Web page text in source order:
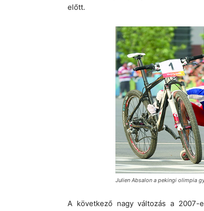
előtt.
Julien Absalon a pekingi olimpia
A következő nagy változás a 2007-